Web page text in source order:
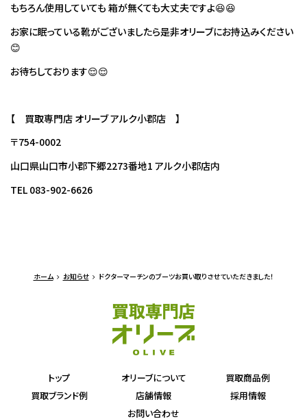
もちろん使用していても 箱が無くても大丈夫ですよ😆😆
お家に眠っている靴がございましたら是非オリーブにお持込みください
😊
お待ちしております😌😌
【 買取専門店 オリーブ アルク小郡店 】
〒754-0002
山口県山口市小郡下郷2273番地1 アルク小郡店内
TEL 083-902-6626
ホーム お知らせ ドクターマーチンのブーツお買い取りさせていただきました！
トップ オリーブについて
買取商品例
買取ブランド例
店舗情報
採用情報
お問い合わせ